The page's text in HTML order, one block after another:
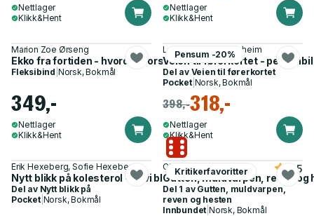
Nettlager
Klikk&Hent
Nettlager
Klikk&Hent
Marion Zoe Ørseng
Ekko fra fortiden - hvordan forstå og bearbeide traumer
Fleksibind Norsk, Bokmål
349,-
Nettlager
Klikk&Hent
Pensum -20%
Lena Jeanette Fossheim
Veien til førerkortet -
Del av Veien til førerkortet
Pocket| Norsk, Bokmål
398,-318,-
Nettlager
Klikk&Hent
Erik Hexeberg, Sofie Hexeberg
Nytt blikk på kolesterol - er vi blitt lurt?
Del av Nytt blikk på
Pocket| Norsk, Bokmål
Kritikerfavoritter
Charlie Mackesy
Gutten, muldvarpen, reven og
4.5
Del 1 av Gutten, muldvarpen,
reven og hesten
Innbundet |Norsk, Bokmål